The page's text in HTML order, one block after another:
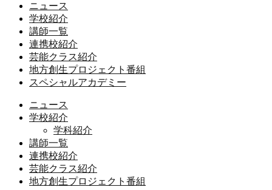
ニュース
学校紹介
講師一覧
連携校紹介
芸能クラス紹介
地方創生プロジェクト番組
スペシャルアカデミー
ニュース
学校紹介
学科紹介
講師一覧
連携校紹介
芸能クラス紹介
地方創生プロジェクト番組